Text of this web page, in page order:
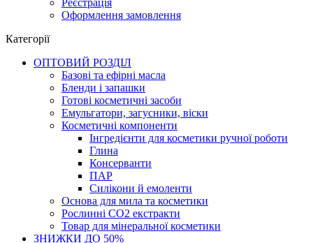
Реєстрація
Оформлення замовлення
Категорії
ОПТОВИЙ РОЗДІЛ
Базові та ефірні масла
Бленди і запашки
Готові косметичні засоби
Емульгатори, загусники, віски
Косметичні компоненти
Інгредієнти для косметики ручної роботи
Глина
Консерванти
ПАР
Силікони й емоленти
Основа для мила та косметики
Рослинні СО2 екстракти
Товар для мінеральної косметики
ЗНИЖКИ ДО 50%